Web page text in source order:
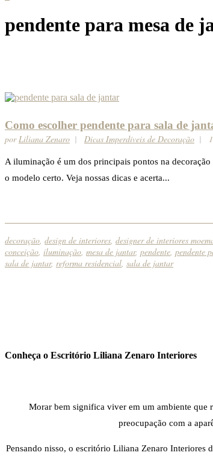
pendente para mesa de
Como escolher pendente para sala de
porLiliana Zenaro Dicas Imperdíveis de Decoração
A iluminação é um dos principais pontos na
o modelo certo. Veja nossas dicas e acerta...
decoração, design de interiores, designer de interiores
conceição, iluminação, mesa de jantar, pendente, pendente
sala de jantar, reforma residencial, sala de jantar
Conheça o Escritório Liliana Zenaro Interiores
Morar bem significa viver em um ambiente que
preocupação com a
Pensando nisso, o escritório Liliana Zenaro Interiores